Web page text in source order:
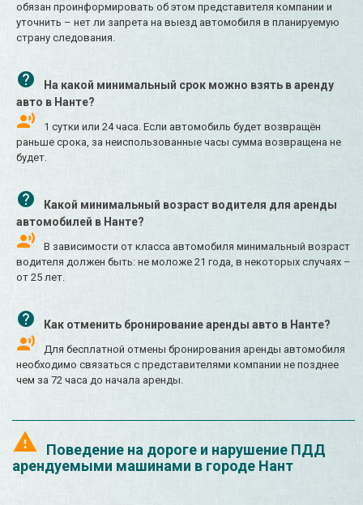
обязан проинформировать об этом представителя компании и
уточнить – нет ли запрета на выезд автомобиля в планируемую
страну следования.
На какой минимальный срок можно взять в аренду
авто в Нанте?
1 сутки или 24 часа. Если автомобиль будет возвращён
раньше срока, за неиспользованные часы сумма возвращена не
будет.
Какой минимальный возраст водителя для аренды
автомобилей в Нанте?
В зависимости от класса автомобиля минимальный возраст
водителя должен быть: не моложе 21 года, в некоторых случаях –
от 25 лет.
Как отменить бронирование аренды авто в Нанте?
Для бесплатной отмены бронирования аренды автомобиля
необходимо связаться с представителями компании не позднее
чем за 72 часа до начала аренды.
Поведение на дороге и нарушение ПДД
арендуемыми машинами в городе Нант